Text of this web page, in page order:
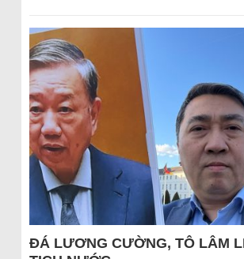
ĐÁ LƯƠNG CƯỜNG, TÔ LÂM